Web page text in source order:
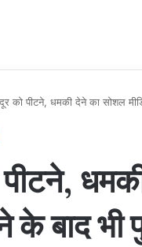
को पीटने, धमकी देने का सोशल
के बाद भी